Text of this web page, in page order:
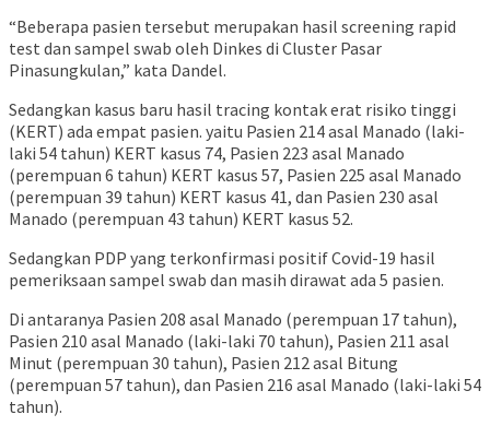
“Beberapa pasien tersebut merupakan hasil screening rapid
test dan sampel swab oleh Dinkes di Cluster Pasar
Pinasungkulan,” kata Dandel.
Sedangkan kasus baru hasil tracing kontak erat risiko tinggi
(KERT) ada empat pasien. yaitu Pasien 214 asal Manado (laki-
laki 54 tahun) KERT kasus 74, Pasien 223 asal Manado
(perempuan 6 tahun) KERT kasus 57, Pasien 225 asal Manado
(perempuan 39 tahun) KERT kasus 41, dan Pasien 230 asal
Manado (perempuan 43 tahun) KERT kasus 52.
Sedangkan PDP yang terkonfirmasi positif Covid-19 hasil
pemeriksaan sampel swab dan masih dirawat ada 5 pasien.
Di antaranya Pasien 208 asal Manado (perempuan 17 tahun),
Pasien 210 asal Manado (laki-laki 70 tahun), Pasien 211 asal
Minut (perempuan 30 tahun), Pasien 212 asal Bitung
(perempuan 57 tahun), dan Pasien 216 asal Manado (laki-laki 54
tahun).